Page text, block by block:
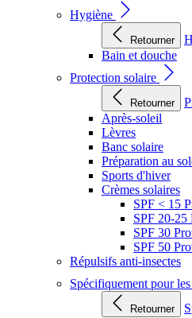
Hygiène
Retourner
Bain et douche
Protection solaire
Retourner
Après-soleil
Lèvres
Banc solaire
Préparation au
Sports d'hiver
Crèmes solaires
SPF < 15
SPF 20-25
SPF 30
SPF 50
Répulsifs anti-insectes
Spécifiquement pour
Retourner